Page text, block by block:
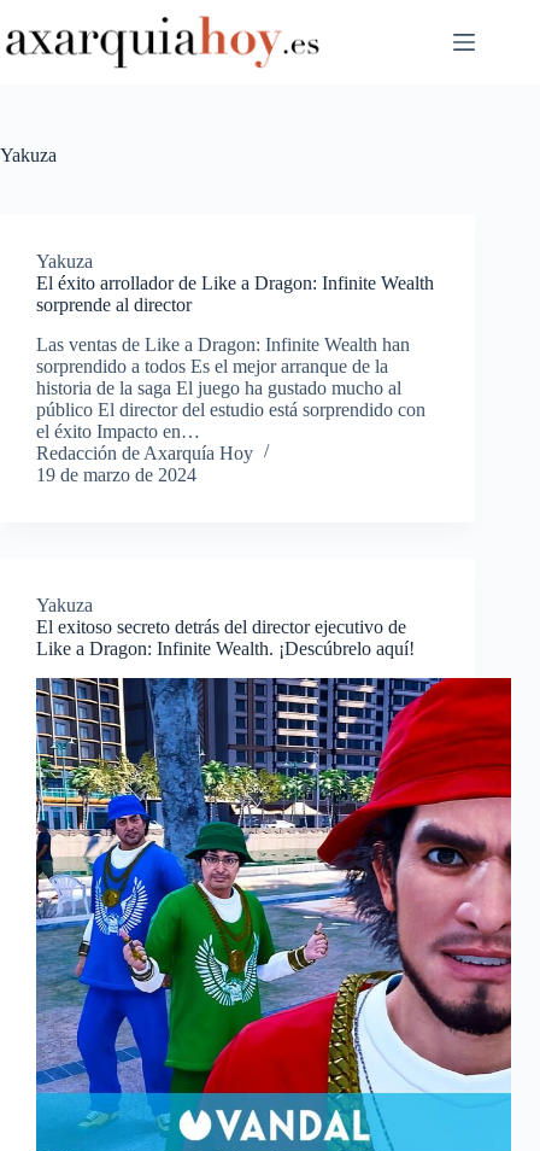
al
contenido
Yakuza
Yakuza
El éxito arrollador de Like a Dragon: Infinite Wealth
sorprende al director
Las ventas de Like a Dragon: Infinite Wealth han
sorprendido a todos Es el mejor arranque de la
historia de la saga El juego ha gustado mucho al
público El director del estudio está sorprendido con
el éxito Impacto en…
Redacción de Axarquía Hoy
19 de marzo de 2024
Yakuza
El exitoso secreto detrás del director ejecutivo de
Like a Dragon: Infinite Wealth. ¡Descúbrelo aquí!